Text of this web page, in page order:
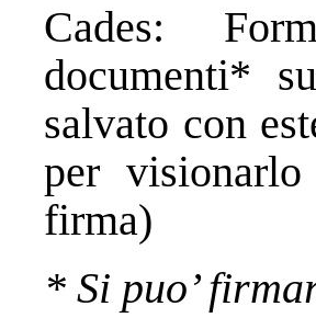
Cades:
documenti*
salvato con
per
firma)
* Si puo’